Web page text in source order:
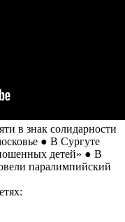
в знак солидарности
● В Сургуте
детей» ● В
паралимпийский